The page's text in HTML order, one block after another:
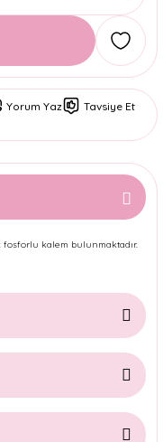
Yorum Yaz
Tavsiye Et
kalem bulunmaktadır.